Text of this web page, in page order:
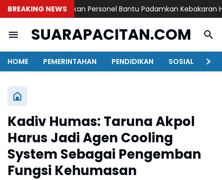
BREAKING NEWS
Terjunkan Personel Bantu Padamkan Kebakaran
SUARAPACITAN.COM
HOME PEMERINTAHAN PENDIDIKAN SOSIAL
Kadiv Humas: Taruna Akpol
Harus Jadi Agen Cooling
System Sebagai Pengemban
Fungsi Kehumasan